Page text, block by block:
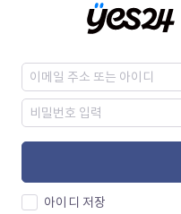
아이디 저장